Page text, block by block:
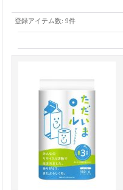
登録アイテム数: 9件